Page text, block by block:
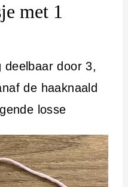
met 1
deelbaar door 3,
de haaknaald
losse